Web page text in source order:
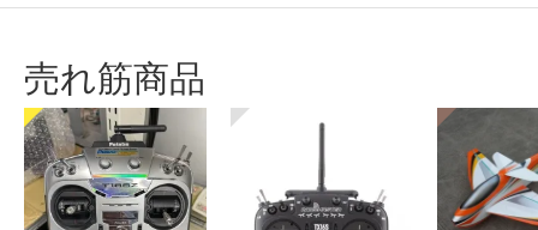
売れ筋商品